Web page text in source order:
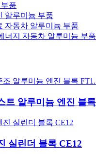
품
알루미늄 부품
자동차 알루미늄 부품
너지 자동차 알루미늄 부품
트 알루미늄 엔진 블
실린더 블록 CE12